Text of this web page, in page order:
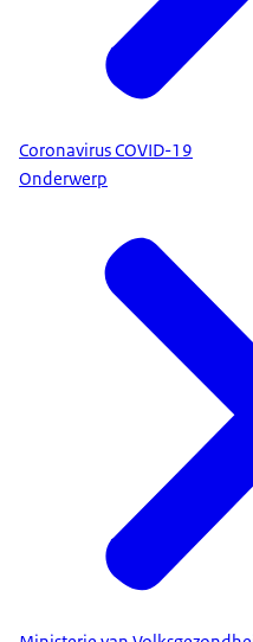
Coronavirus COVID-19
Onderwerp